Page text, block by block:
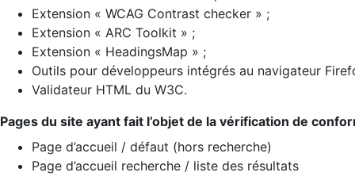
Extension « WCAG Contrast checker » ;
Extension « ARC Toolkit » ;
Extension « HeadingsMap » ;
Outils pour développeurs intégrés au navigateur
Validateur HTML du W3C.
Pages du site ayant fait l’objet de la vérification de
Page d’accueil / défaut (hors recherche)
Page d’accueil recherche / liste des résultats